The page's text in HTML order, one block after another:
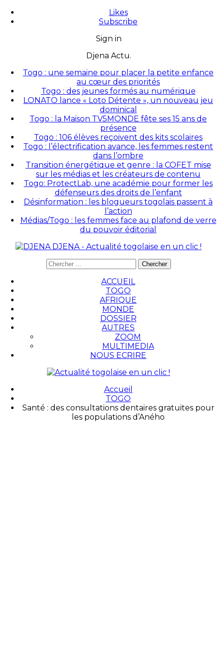
Likes
Subscribe
Sign in
Djena Actu.
Togo : une semaine pour placer la petite enfance
au cœur des priorités
Togo : des jeunes formés au numérique
LONATO lance « Loto Détente », un nouveau jeu
dominical
Togo : la Maison TV5MONDE fête ses 15 ans de
présence
Togo : 106 élèves reçoivent des kits scolaires
Togo : l’électrification avance, les femmes restent
dans l’ombre
Transition énergétique et genre : la COFET mise
sur les médias et les créateurs de contenu
Togo: ProtectLab, une académie pour former les
défenseurs des droits de l’enfant
Désinformation : les blogueurs togolais passent à
l’action
Médias/Togo : les femmes face au plafond de verre
du pouvoir éditorial
DJENA - Actualité togolaise en un clic !
ACCUEIL
TOGO
AFRIQUE
MONDE
DOSSIER
AUTRES
ZOOM
MULTIMEDIA
NOUS ECRIRE
Accueil
TOGO
Santé : des consultations dentaires gratuites pour
les populations d’Aného